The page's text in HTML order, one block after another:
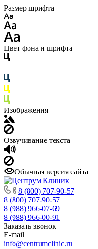
Размер шрифта
Цвет фона и шрифта
Изображения
Озвучивание текста
Обычная версия сайта
8 (800) 707-90-57
8 (800) 707-90-57
8 (988) 966-07-69
8 (988) 966-00-91
Заказать звонок
E-mail
info@centrumclinic.ru